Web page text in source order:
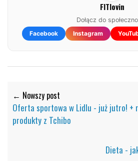
FITlovin
Dołącz do
Facebook
Instagram
← Nowszy post
Oferta sportowa w Lidlu - już jutro! +
produkty z Tchibo
Dieta -